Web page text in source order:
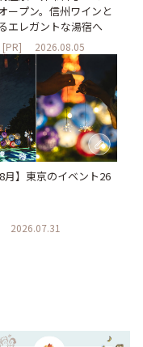
ープン。信州ワインと
エレガントな湯宿へ
[PR] 2026.08.05
8月】東京のイベント26
2026.07.31